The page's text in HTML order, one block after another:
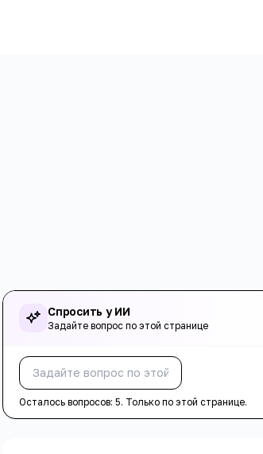
Спросить у ИИ
Задайте вопрос по этой странице
Осталось вопросов:5. Только по этой странице.